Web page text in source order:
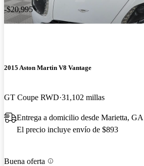
-$20,995
2015 Aston Martin V8 Vantage
GT Coupe RWD 31,102 millas
Entrega a domicilio desde Marietta, GA
El precio incluye envío de $893
Buena oferta